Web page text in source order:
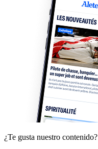
¿Te gusta nuestro contenido?